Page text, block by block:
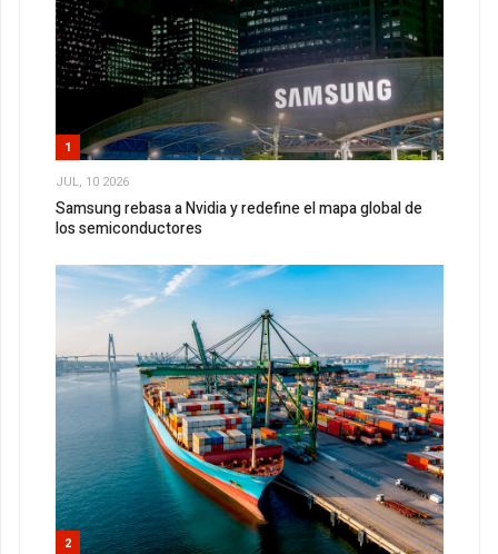
1
JUL, 10 2026
Samsung rebasa a Nvidia y redefine el mapa global de
los semiconductores
2